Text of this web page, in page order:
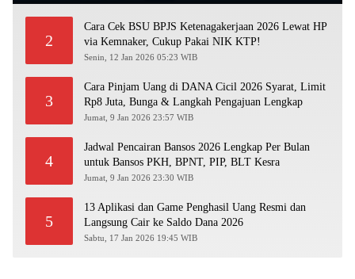
2
Cara Cek BSU BPJS Ketenagakerjaan 2026 Lewat HP
via Kemnaker, Cukup Pakai NIK KTP!
Senin, 12 Jan 2026 05:23 WIB
3
Cara Pinjam Uang di DANA Cicil 2026 Syarat, Limit
Rp8 Juta, Bunga & Langkah Pengajuan Lengkap
Jumat, 9 Jan 2026 23:57 WIB
4
Jadwal Pencairan Bansos 2026 Lengkap Per Bulan
untuk Bansos PKH, BPNT, PIP, BLT Kesra
Jumat, 9 Jan 2026 23:30 WIB
5
13 Aplikasi dan Game Penghasil Uang Resmi dan
Langsung Cair ke Saldo Dana 2026
Sabtu, 17 Jan 2026 19:45 WIB